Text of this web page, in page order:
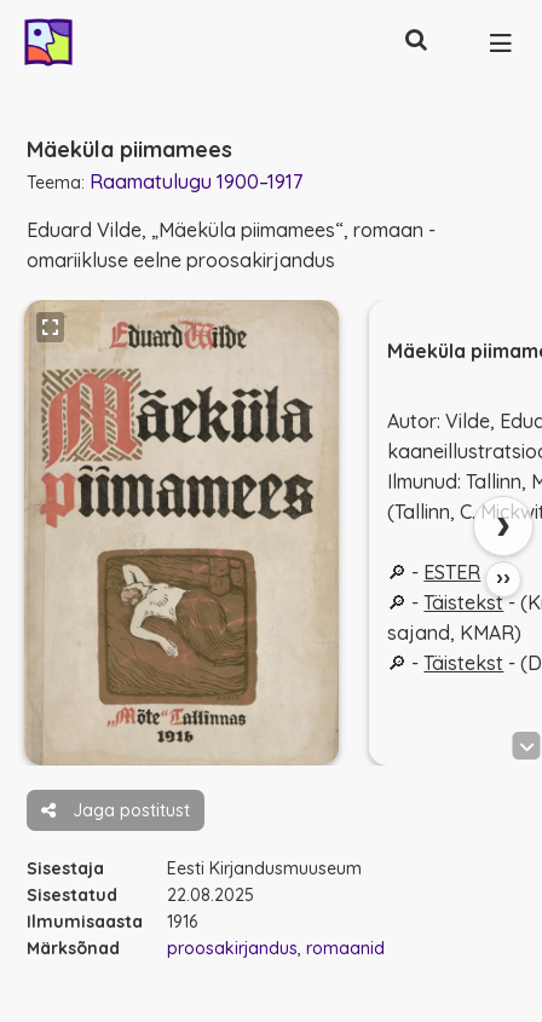
Otsing
Mäeküla piimamees
Teema: Raamatulugu 1900–1917
Eduard Vilde, „Mäeküla piimamees“, romaan -
omariikluse eelne proosakirjandus
Mäeküla
Autor: Vilde,
Ilmunud: Tallinn,
(Tallinn, C.
🔎 - ESTER
🔎 -Täistekst-
sajand, KMAR)
🔎 -Täistekst -
››
›
Jaga postitust
Sisestaja
Eesti Kirjandusmuuseum
Sisestatud
22.08.2025
Ilmumisaasta
1916
Märksõnad
proosakirjandus romaanid